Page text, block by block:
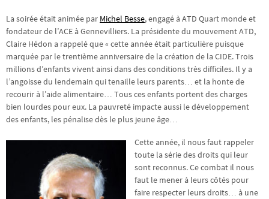
La soirée était animée par Michel Besse, engagé à ATD Quart monde et
fondateur de l’ACE à Gennevilliers. La présidente du mouvement ATD,
Claire Hédon a rappelé que « cette année était particulière puisque
marquée par le trentième anniversaire de la création de la CIDE. Trois
millions d’enfants vivent ainsi dans des conditions très difficiles. Il y a
l’angoisse du lendemain qui tenaille leurs parents… et la honte de
recourir à l’aide alimentaire… Tous ces enfants portent des charges
bien lourdes pour eux. La pauvreté impacte aussi le développement
des enfants, les pénalise dès le plus jeune âge…
Cette année, il nous faut rappeler
toute la série des droits qui leur
sont reconnus. Ce combat il nous
faut le mener à leurs côtés pour
faire respecter leurs droits… à une